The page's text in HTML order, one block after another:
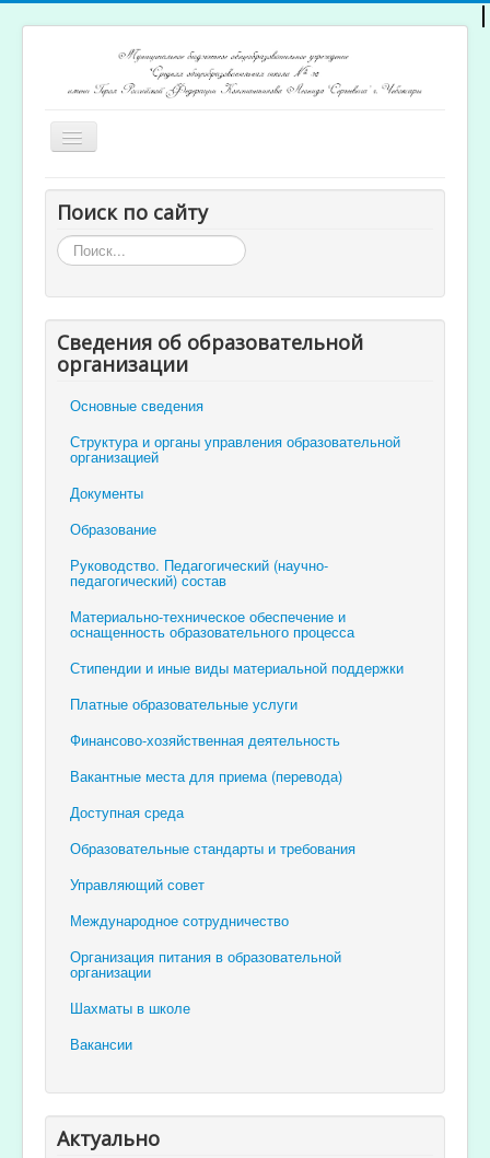
Включить/
выключить
Главная
Открытость и доступность образования
Ученикам и родителям
Учителям
Электронный журнал
Поиск по сайту
Искать...
Сведения об образовательной
организации
Основные сведения
Структура и органы управления образовательной
организацией
Документы
Образование
Руководство. Педагогический (научно-
педагогический) состав
Материально-техническое обеспечение и
оснащенность образовательного процесса
Стипендии и иные виды материальной поддержки
Платные образовательные услуги
Финансово-хозяйственная деятельность
Вакантные места для приема (перевода)
Доступная среда
Образовательные стандарты и требования
Управляющий совет
Международное сотрудничество
Организация питания в образовательной
организации
Шахматы в школе
Вакансии
Актуально